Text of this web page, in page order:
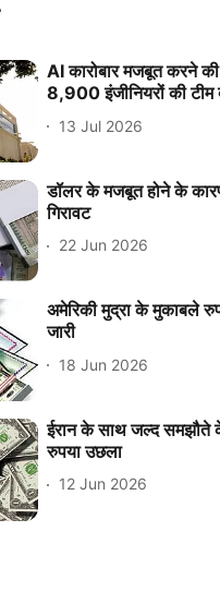
AI कारोबार मजबूत करने
8,900 इंजीनियरों की टीम
13 Jul 2026
डॉलर के मजबूत होने के
गिरावट
22 Jun 2026
अमेरिकी मुद्रा के मुकाबले
जारी
18 Jun 2026
ईरान के साथ जल्द
रुपया उछला
12 Jun 2026